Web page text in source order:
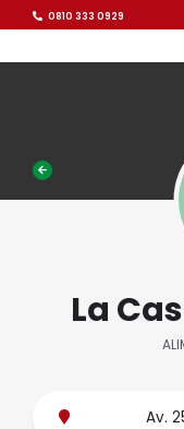
0810 333 0929
La
Av.